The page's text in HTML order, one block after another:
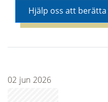
Hjälp oss att
02 jun 2026